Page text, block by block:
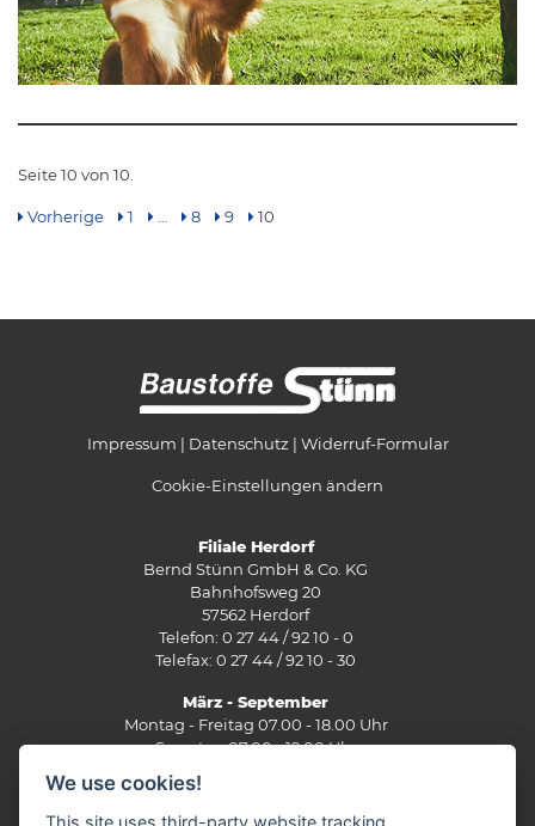
Seite 10 von 10.
Vorherige 1 8 9 10
Impressum Datenschutz Widerruf-Formular
Cookie-Einstellungen ändern
Filiale Herdorf
Bernd Stünn GmbH & Co. KG
Bahnhofsweg 20
57562 Herdorf
Telefon: 0 27 44 / 92 10 - 0
Telefax: 0 27 44 / 92 10 - 30
März - September
Montag - Freitag 07.00 - 18.00 Uhr
Samstag 07.00 - 12.00 Uhr
Oktober - Februar
Montag - Freitag 07.30 - 17.30 Uhr
We use cookies!